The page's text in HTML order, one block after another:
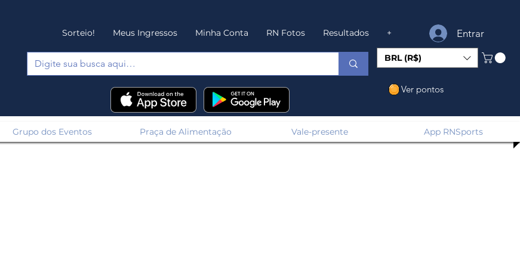
Sorteio! Meus Ingressos Minha Conta RN Fotos Resultados + Entrar
BRL (R$)
Ver pontos
Grupo dos Eventos Praça de Alimentação Vale-presente App RNSports